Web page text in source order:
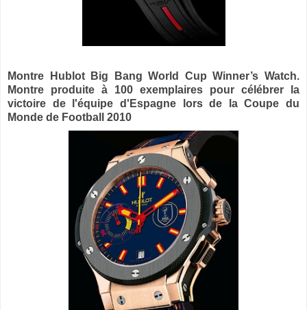
Montre Hublot Big Bang World Cup Winner’s Watch.
Montre produite à 100 exemplaires pour célébrer la
victoire de l'équipe d'Espagne lors de la Coupe du
Monde de Football 2010